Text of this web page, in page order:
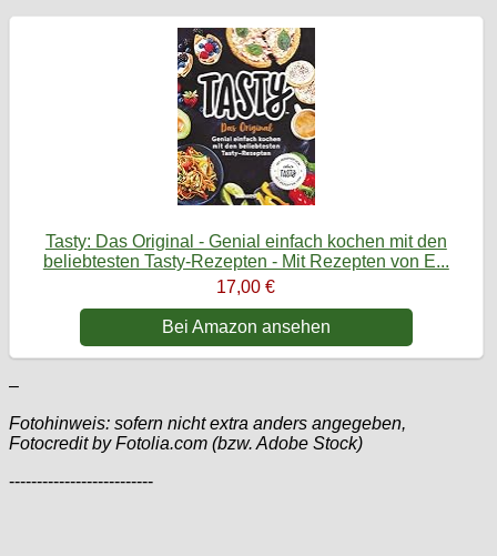
Tasty: Das Original - Genial einfach kochen mit den
beliebtesten Tasty-Rezepten - Mit Rezepten von E...
17,00 €
Bei Amazon ansehen
–
Fotohinweis: sofern nicht extra anders angegeben,
Fotocredit by Fotolia.com (bzw. Adobe Stock)
--------------------------